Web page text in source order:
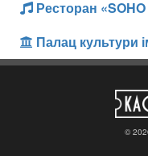
Ресторан
Палац культури
©